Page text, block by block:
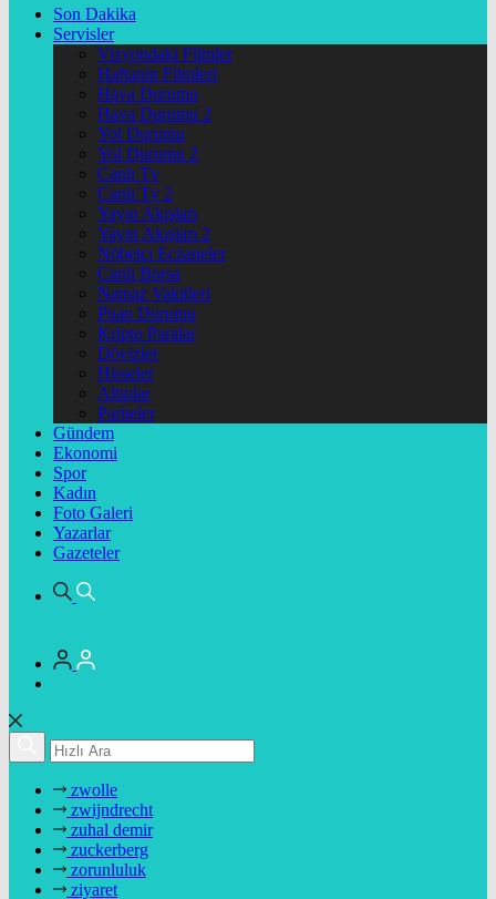
Son Dakika
Servisler
Vizyondaki Filmler
Haftanin Filmleri
Hava Durumu
Hava Durumu 2
Yol Durumu
Yol Durumu 2
Canlı Tv
Canlı Tv 2
Yayın Akışları
Yayın Akışları 2
Nöbetçi Eczaneler
Canlı Borsa
Namaz Vakitleri
Puan Durumu
Kripto Paralar
Dövizler
Hisseler
Altınlar
Pariteler
Gündem
Ekonomi
Spor
Kadın
Foto Galeri
Yazarlar
Gazeteler
zwolle
zwijndrecht
zuhal demir
zuckerberg
zorunluluk
ziyaret